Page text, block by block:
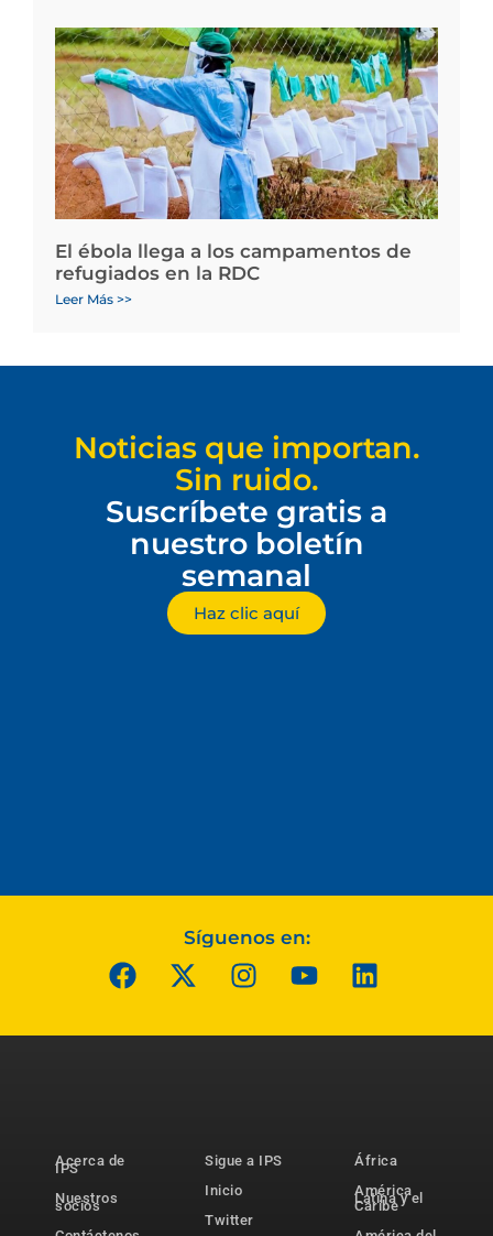
El ébola llega a los campamentos de
refugiados en la RDC
Leer Más >>
Noticias que importan.
Sin ruido.
Suscríbete gratis a
nuestro boletín
semanal
Haz clic aquí
Síguenos en:
Acerca de
IPS
Nuestros
socios
Sigue a IPS
Inicio
Twitter
África
América
Latina y el
Caribe